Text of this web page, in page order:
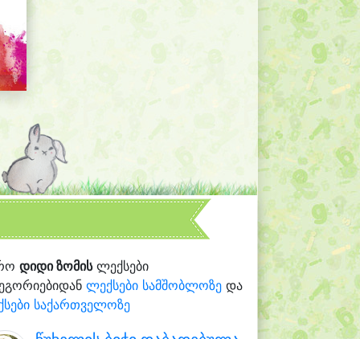
დიდი ზომისლექსები
ლექსები სამშობლოზე და
საქართველოზე